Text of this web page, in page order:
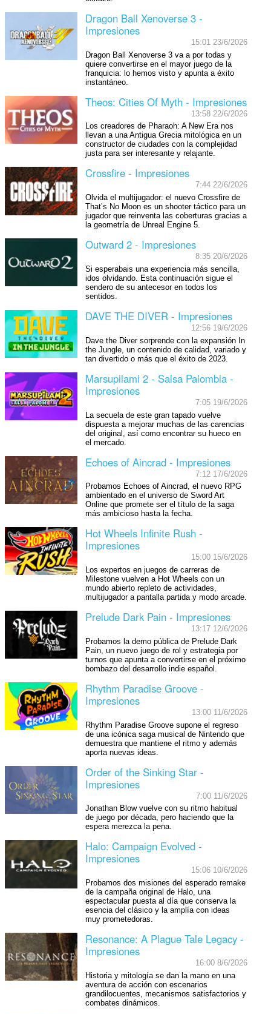
Dragon Ball Xenoverse 3 -
Impresiones
15:01 23/6/2026
Dragon Ball Xenoverse 3 va a por todas y
quiere convertirse en el mayor juego de la
franquicia: lo hemos visto y apunta a éxito
instantáneo.
Theos: Cities Of Myth - Impresiones
13:58 22/6/2026
Los creadores de Pharaoh: A New Era nos
llevan a una Antigua Grecia mitológica en un
constructor de ciudades con la complejidad
justa para ser interesante y relajante.
Crossfire - Impresiones
7:44 22/6/2026
Olvida el multijugador: el nuevo Crossfire de
That’s No Moon es un shooter táctico para un
jugador que reinventa las coberturas gracias a
la geometría de Unreal Engine 5.
Outward 2 - Impresiones
8:35 20/6/2026
Si esperabais una experiencia más sencilla,
idos olvidando. Esta continuación sigue el
sendero de su antecesor en todos los
sentidos.
DAVE THE DIVER - Impresiones
12:56 19/6/2026
Dave the Diver sorprende con la expansión In
the Jungle, un contenido de calidad, variado y
tan divertido o más que el éxito de 2023.
Marsupilami 2 - Salsa Palombia -
Impresiones
7:05 19/6/2026
La secuela de este gran tapado vuelve
dispuesta a mejorar muchas de las carencias
del original, así como encontrar su hueco en
el mercado.
Echoes of Aincrad - Impresiones
7:12 17/6/2026
Probamos Echoes of Aincrad, el nuevo RPG
ambientado en el universo de Sword Art
Online que promete ser el título de la saga
más ambicioso hasta la fecha.
Hot Wheels Infinite Rush -
Impresiones
15:00 15/6/2026
Los expertos en juegos de carreras de
Milestone vuelven a Hot Wheels con un
mundo abierto repleto de actividades,
multijugador a pantalla partida y modo arcade.
Prelude Dark Pain - Impresiones
13:17 12/6/2026
Probamos la demo pública de Prelude Dark
Pain, un nuevo juego de rol y estrategia por
turnos que apunta a convertirse en el próximo
bombazo del desarrollo indie español.
Rhythm Paradise Groove -
Impresiones
13:00 11/6/2026
Rhythm Paradise Groove supone el regreso
de una icónica saga musical de Nintendo que
demuestra que mantiene el ritmo y además
aporta nuevas ideas.
Order of the Sinking Star -
Impresiones
7:00 11/6/2026
Jonathan Blow vuelve con su ritmo habitual
de juego por década, pero haciendo que la
espera merezca la pena.
Halo: Campaign Evolved -
Impresiones
15:06 10/6/2026
Probamos dos misiones del esperado remake
de la campaña original de Halo, una
espectacular puesta al día que conserva la
esencia del clásico y la amplía con ideas
muy prometedoras.
Resonance: A Plague Tale Legacy -
Impresiones
16:00 8/6/2026
Historia y mitología se dan la mano en una
aventura de acción con escenarios
grandilocuentes, mecanismos satisfactorios y
combates dinámicos.